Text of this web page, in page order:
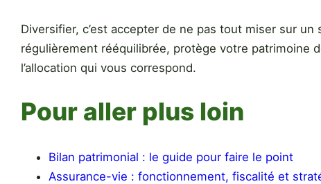
Diversifier, c’est accepter de ne pas tout miser sur
régulièrement rééquilibrée, protège votre patrimoine
l’allocation qui vous correspond.
Pour aller plus loin
Bilan patrimonial : le guide pour faire le point
Assurance-vie : fonctionnement, fiscalité et